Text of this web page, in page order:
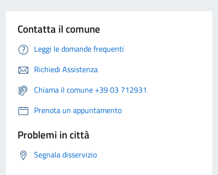
Contatta il comune
Leggi le domande frequenti
Richiedi Assistenza
Chiama il comune +39 03 712931
Prenota un appuntamento
Problemi in città
Segnala disservizio